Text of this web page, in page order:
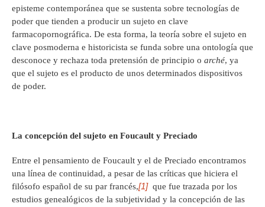
episteme contemporánea que se sustenta sobre tecnologías de
poder que tienden a producir un sujeto en clave
farmacopornográfica. De esta forma, la teoría sobre el sujeto en
clave posmoderna e historicista se funda sobre una ontología que
desconoce y rechaza toda pretensión de principio o arché, ya
que el sujeto es el producto de unos determinados dispositivos
de poder.
La concepción del sujeto en Foucault y Preciado
Entre el pensamiento de Foucault y el de Preciado encontramos
una línea de continuidad, a pesar de las críticas que hiciera el
filósofo español de su par francés,[1]que fue trazada por los
estudios genealógicos de la subjetividad y la concepción de las